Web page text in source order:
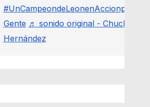
#UnCampeondeLeonenAccionporLa
Gente ♬ sonido original - Chucho
Hernández